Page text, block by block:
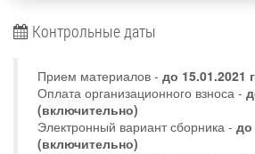
Контрольные даты
Прием материалов - до 15.01.2021
Оплата организационного взноса -
(включительно)
Электронный вариант сборника - до
(включительно)